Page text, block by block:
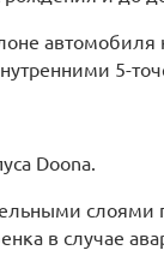
5-
Doona.
слоями
в случае